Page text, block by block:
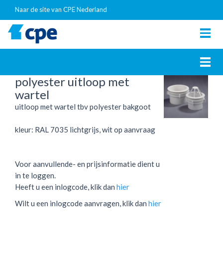
Naar de site van CPE Nederland
polyester uitloop met
wartel
uitloop met wartel tbv polyester bakgoot
kleur: RAL 7035 lichtgrijs, wit op aanvraag
Voor aanvullende- en prijsinformatie dient u
in te loggen.
Heeft u een inlogcode, klik dan hier
Wilt u een inlogcode aanvragen, klik dan hier